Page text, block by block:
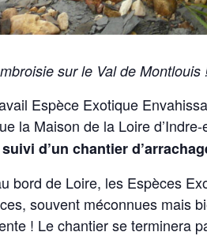
sur le Val de Montlouis
Espèce Exotique
la Maison de la Loire
d’un chantier
bord de Loire, les Espèces
souvent méconnues mais
! Le chantier se terminera